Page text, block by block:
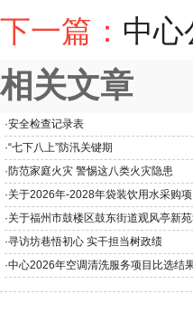
下一篇： 中心
相关文章
·安全检查记录表
·“七下八上”防汛关键期
·防范家庭火灾 警惕这八类火灾隐患
·关于2026年-2028年袋装饮用水采购
·关于福州市鼓楼区鼓东街道观风亭新
·寻访坊巷悟初心 实干担当树政绩
·中心2026年空调清洗服务项目比选结